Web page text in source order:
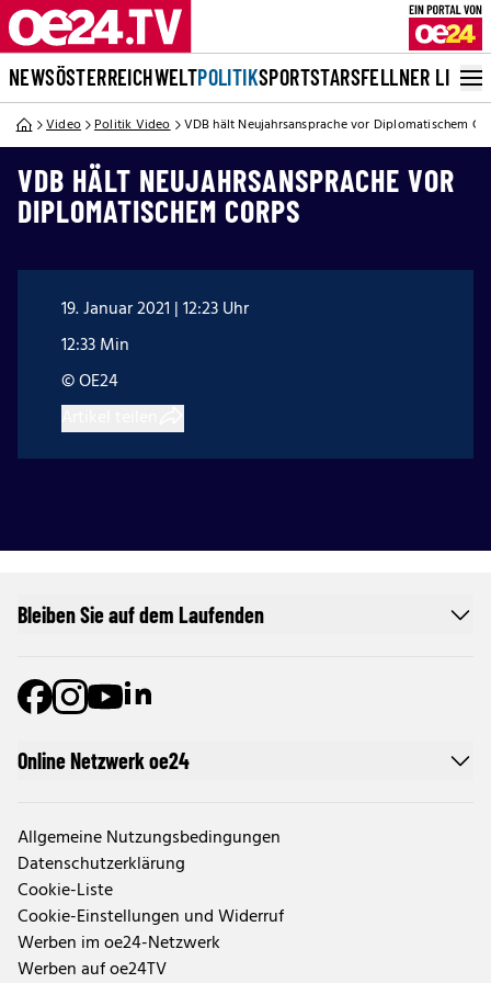
NEWSÖSTERREICHWELTPOLITIKSPORTSTARSFELLNER LIVE
Video Politik Video VDB hält Neujahrsansprache vor Diplomatischem
VDB HÄLT NEUJAHRSANSPRACHE VOR
DIPLOMATISCHEM CORPS
19. Januar 2021 | 12:23 Uhr
12:33 Min
© OE24
Online Netzwerk oe24
Allgemeine Nutzungsbedingungen
Datenschutzerklärung
Cookie-Liste
Cookie-Einstellungen und Widerruf
Werben im oe24-Netzwerk
Werben auf oe24TV
Bleiben Sie auf dem Laufenden